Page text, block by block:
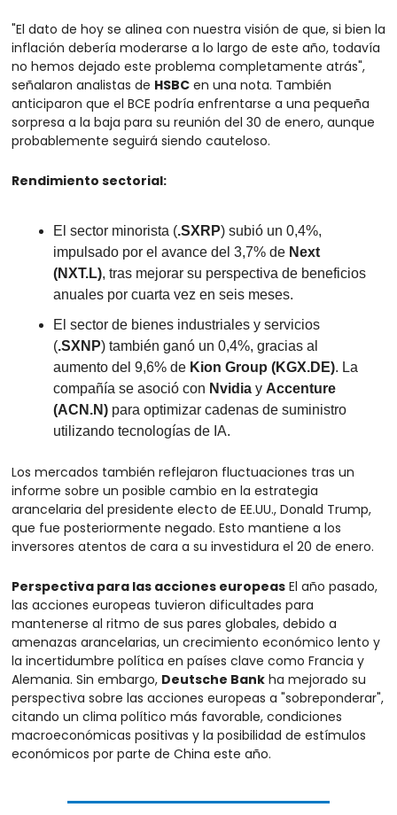
"El dato de hoy se alinea con nuestra visión de que, si bien la
inflación debería moderarse a lo largo de este año, todavía
no hemos dejado este problema completamente atrás",
señalaron analistas de HSBC en una nota. También
anticiparon que el BCE podría enfrentarse a una pequeña
sorpresa a la baja para su reunión del 30 de enero, aunque
probablemente seguirá siendo cauteloso.
Rendimiento sectorial:
El sector minorista (.SXRP) subió un 0,4%,
impulsado por el avance del 3,7% de Next
(NXT.L), tras mejorar su perspectiva de beneficios
anuales por cuarta vez en seis meses.
El sector de bienes industriales y servicios
(.SXNP) también ganó un 0,4%, gracias al
aumento del 9,6% de Kion Group (KGX.DE). La
compañía se asoció con Nvidia y Accenture
(ACN.N) para optimizar cadenas de suministro
utilizando tecnologías de IA.
Los mercados también reflejaron fluctuaciones tras un
informe sobre un posible cambio en la estrategia
arancelaria del presidente electo de EE.UU., Donald Trump,
que fue posteriormente negado. Esto mantiene a los
inversores atentos de cara a su investidura el 20 de enero.
Perspectiva para las acciones europeas El año pasado,
las acciones europeas tuvieron dificultades para
mantenerse al ritmo de sus pares globales, debido a
amenazas arancelarias, un crecimiento económico lento y
la incertidumbre política en países clave como Francia y
Alemania. Sin embargo, Deutsche Bank ha mejorado su
perspectiva sobre las acciones europeas a "sobreponderar",
citando un clima político más favorable, condiciones
macroeconómicas positivas y la posibilidad de estímulos
económicos por parte de China este año.